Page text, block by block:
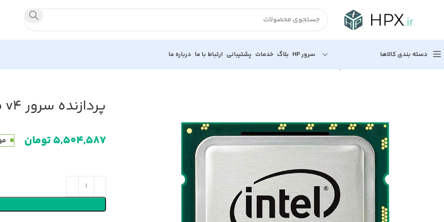
دسته بندی کالاها سرور HP بلاگ خدمات پشتیبانی ارتباط با ما درباره ما
پردازنده سرور Intel Xeon Processor E5-2695 v4
تومان